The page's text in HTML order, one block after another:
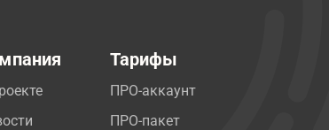
Тарифы
ПРО-аккаунт
ПРО-пакет